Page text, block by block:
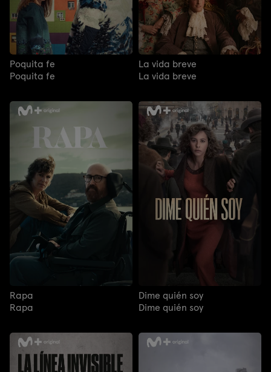
Poquita fe
Poquita fe
La vida breve
La vida breve
Rapa
Rapa
Dime quién soy
Dime quién soy